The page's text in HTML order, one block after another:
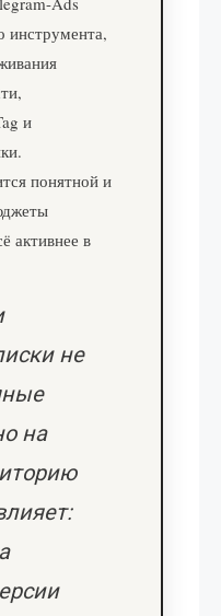
инструмента,
и
понятной и
активнее в
не
на